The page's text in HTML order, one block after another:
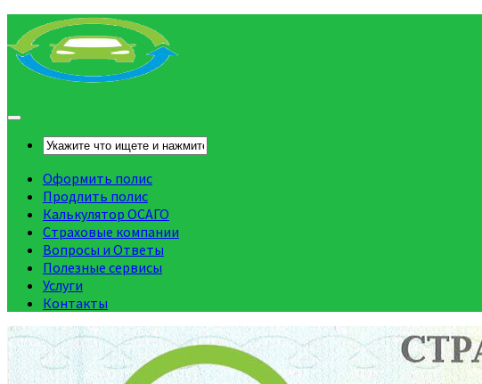
Оформить полис
Продлить полис
Калькулятор ОСАГО
Страховые компании
Вопросы и Ответы
Полезные сервисы
Услуги
Контакты